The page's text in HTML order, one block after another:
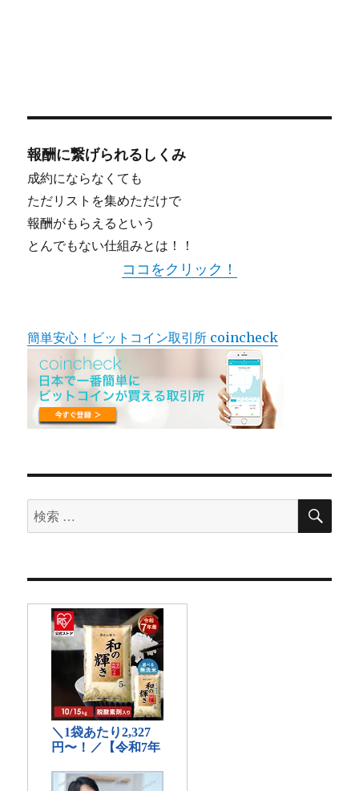
報酬に繋げられるしくみ
成約にならなくても
ただリストを集めただけで
報酬がもらえるという
とんでもない仕組みとは！！
ココをクリック！
簡単安心！ビットコイン取引所 coincheck
検
索
象:
検